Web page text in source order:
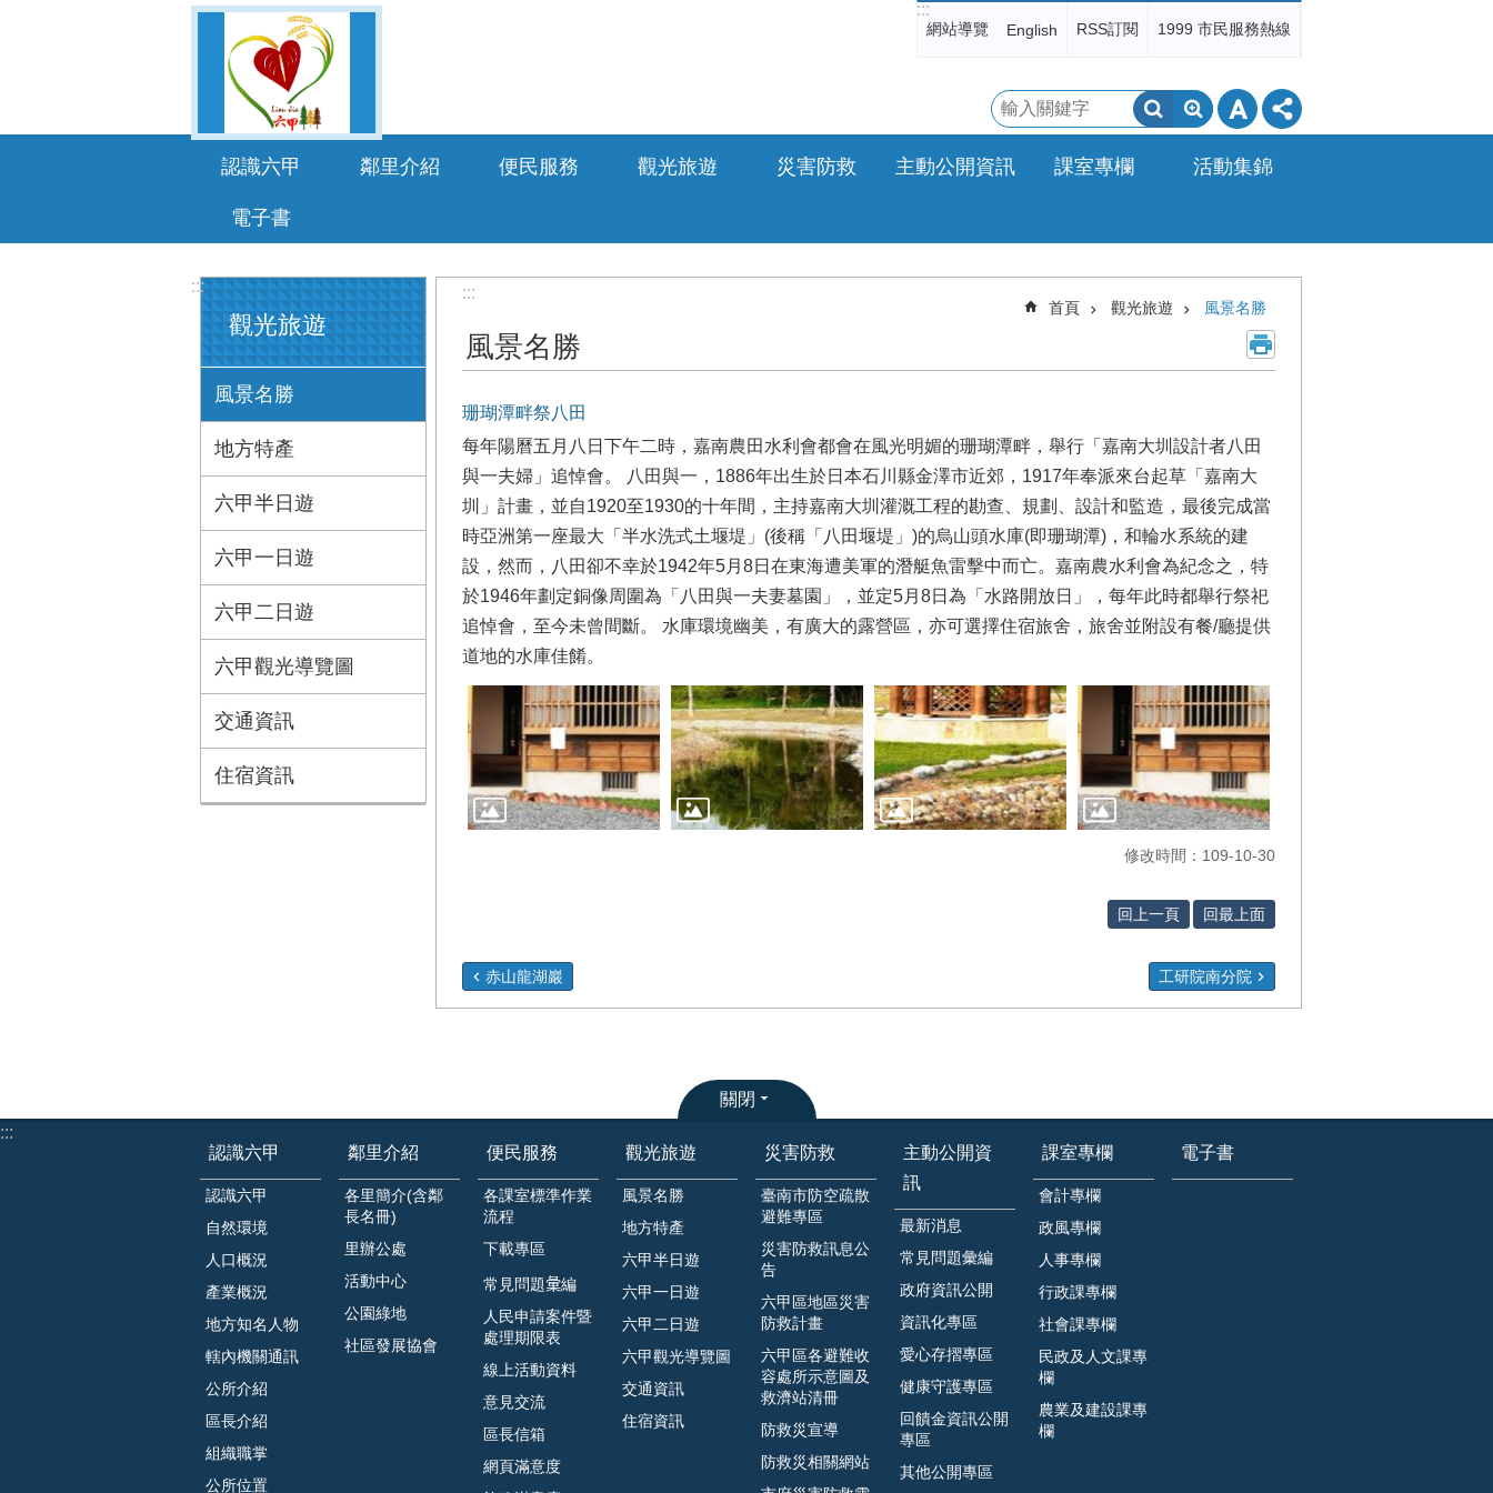
:::
網站導覽 English RSS訂閱 1999 市民服務熱線
搜
尋
認識六甲 鄰里介紹 便民服務 觀光旅遊 災害防救 主動公開資訊 課室專欄 活動集錦
電子書
:::
觀光旅遊
風景名勝
地方特產
六甲半日遊
六甲一日遊
六甲二日遊
六甲觀光導覽圖
交通資訊
住宿資訊
:::
首頁 觀光旅遊 風景名勝
風景名勝
珊瑚潭畔祭八田
每年陽曆五月八日下午二時，嘉南農田水利會都會在風光明媚的珊瑚潭畔，舉行「嘉南大圳設計者八田
與一夫婦」追悼會。 八田與一，1886年出生於日本石川縣金澤市近郊，1917年奉派來台起草「嘉南大
圳」計畫，並自1920至1930的十年間，主持嘉南大圳灌溉工程的勘查、規劃、設計和監造，最後完成當
時亞洲第一座最大「半水洗式土堰堤」(後稱「八田堰堤」)的烏山頭水庫(即珊瑚潭)，和輪水系統的建
設，然而，八田卻不幸於1942年5月8日在東海遭美軍的潛艇魚雷擊中而亡。嘉南農水利會為紀念之，特
於1946年劃定銅像周圍為「八田與一夫妻墓園」，並定5月8日為「水路開放日」，每年此時都舉行祭祀
追悼會，至今未曾間斷。 水庫環境幽美，有廣大的露營區，亦可選擇住宿旅舍，旅舍並附設有餐/廳提供
道地的水庫佳餚。
修改時間：109-10-30
回上一頁 回最上面
赤山龍湖巖 工研院南分院
關閉
:::
認識六甲
認識六甲
自然環境
人口概況
產業概況
地方知名人物
轄內機關通訊
公所介紹
區長介紹
組織職掌
公所位置
鄰里介紹
各里簡介(含鄰
長名冊)
里辦公處
活動中心
公園綠地
社區發展協會
便民服務
各課室標準作業
流程
下載專區
常見問題𢑥編
人民申請案件暨
處理期限表
線上活動資料
意見交流
區長信箱
網頁滿意度
觀光旅遊
風景名勝
地方特產
六甲半日遊
六甲一日遊
六甲二日遊
六甲觀光導覽圖
交通資訊
住宿資訊
災害防救
臺南市防空疏散
避難專區
災害防救訊息公
告
六甲區地區災害
防救計畫
六甲區各避難收
容處所示意圖及
救濟站清冊
防救災宣導
防救災相關網站
主動公開資
訊
最新消息
常見問題彙編
政府資訊公開
資訊化專區
愛心存摺專區
健康守護專區
回饋金資訊公開
專區
其他公開專區
課室專欄
會計專欄
政風專欄
人事專欄
行政課專欄
社會課專欄
民政及人文課專
欄
農業及建設課專
欄
電子書